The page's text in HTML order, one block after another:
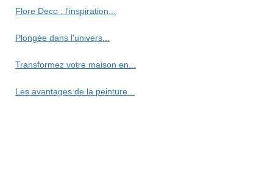
Flore Deco : l'inspiration...
Plongée dans l'univers...
Transformez votre maison en...
Les avantages de la peinture...